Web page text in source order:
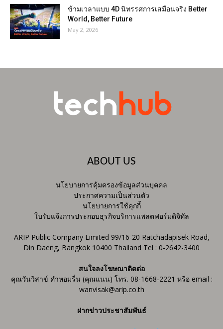
ข้ามเวลาแบบ 4D นิทรรศการเสมือนจริง Better
World, Better Future
May 2, 2026
ABOUT US
นโยบายการคุ้มครองข้อมูลส่วนบุคคล
ประกาศความเป็นส่วนตัว
นโยบายการใช้คุกกี้
ใบรับแจ้งการประกอบธุรกิจบริการแพลตฟอร์มดิจิทัล
ARIP Public Company Limited 99/16-20 Ratchadapisek Road,
Din Daeng, Bangkok 10400 Thailand Tel : 0-2642-3400
สนใจลงโฆษณาติดต่อ
คุณวันวิสาข์ คำหอมรื่น (คุณแนน) โทร. 08-1668-2221 หรือ email :
wanvisak@arip.co.th
ฝากข่าวประชาสัมพันธ์